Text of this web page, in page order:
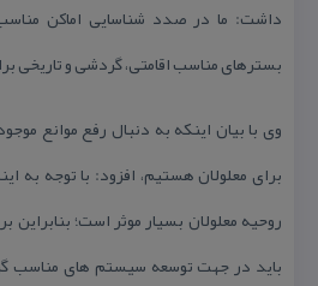
داشت: ما در صدد شناسایی اماكن
بسترهای مناسب اقامتی، گردشی و تاریخی
وی با بیان اینكه به دنبال رفع موانع
برای معلولان هستیم، افزود: با توجه به
روحیه معلولان بسیار موثر است؛
باید در جهت توسعه سیستم های مناسب